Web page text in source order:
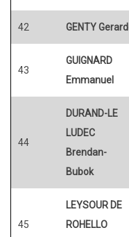
42 GENTY Gerard
43
GUIGNARD
Emmanuel
44
DURAND-LE
LUDEC
Brendan-
Bubok
45
LEYSOUR DE
ROHELLO